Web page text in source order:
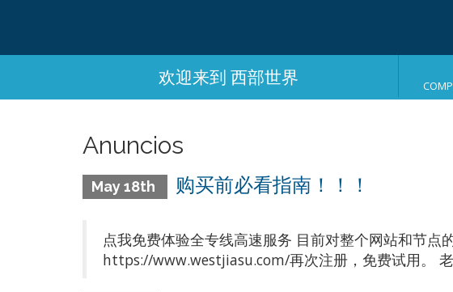
欢迎来到 西部世界
Anuncios
May 18th 购买前必看指南！！！
点我免费体验全专线高速服务 目前对整个网站和节
https://www.westjiasu.com/再次注册，免费试用。